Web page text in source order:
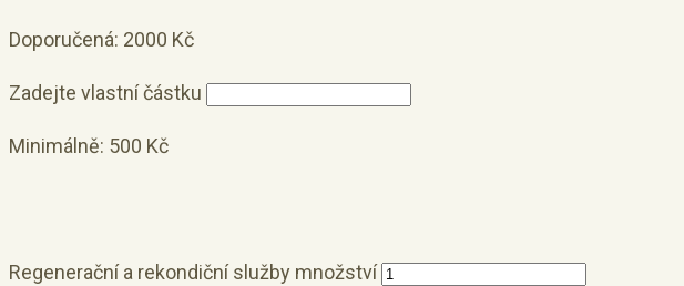
Doporučená: 2000 Kč
Zadejte vlastní částku
Minimálně: 500 Kč
Regenerační a rekondiční služby množství